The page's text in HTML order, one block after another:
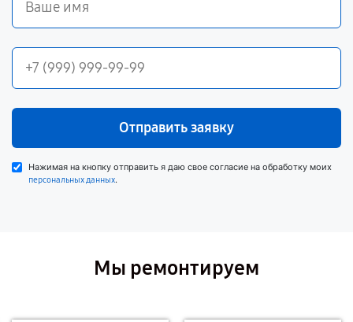
Отправить заявку
Нажимая на кнопку отправить я даю свое согласие на обработку моих
персональных данных.
Мы ремонтируем